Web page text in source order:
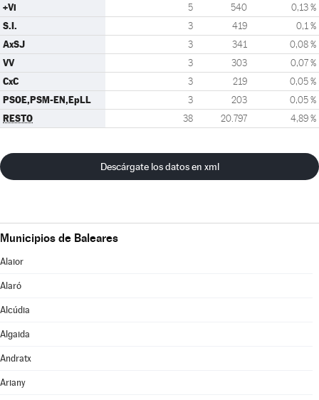
+Vi 5 540 0,13 %
S.I. 3 419 0,1 %
AxSJ 3 341 0,08 %
VV 3 303 0,07 %
CxC 3 219 0,05 %
PSOE,PSM-EN,EpLL 3 203 0,05 %
RESTO 38 20.797 4,89 %
Descárgate los datos en xml
Municipios de Baleares
Alaior
Alaró
Alcúdia
Algaida
Andratx
Ariany